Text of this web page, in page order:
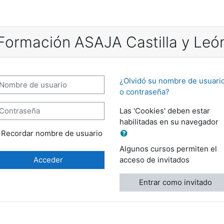
ASAJA Castilla y
de usuario
Recordar nombre de usuario
Acceder
¿Olvidó su nombre de
o contraseña?
Las 'Cookies' deben estar
habilitadas en su navegador
Algunos cursos permiten el
acceso de invitados
Entrar como invitado